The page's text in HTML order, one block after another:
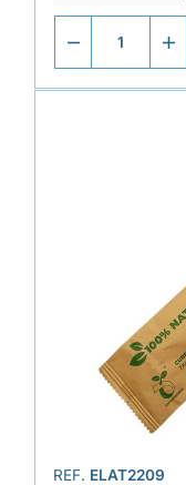
REF. ELAT2209